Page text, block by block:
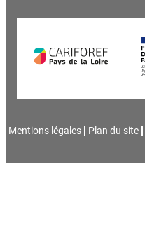
Mentions légales Plan du site